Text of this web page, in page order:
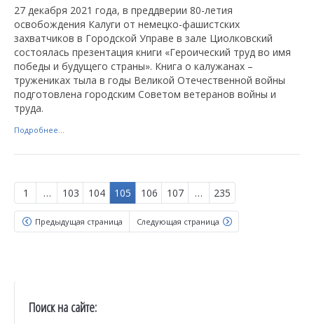
27 декабря 2021 года, в преддверии 80-летия
освобождения Калуги от немецко-фашистских
захватчиков в Городской Управе в зале Циолковский
состоялась презентация книги «Героический труд во имя
победы и будущего страны». Книга о калужанах –
тружениках тыла в годы Великой Отечественной войны
подготовлена городским Советом ветеранов войны и
труда.
Подробнее...
1 … 103 104 105 106 107 … 235
Предыдущая страница Следующая страница
Поиск на сайте: